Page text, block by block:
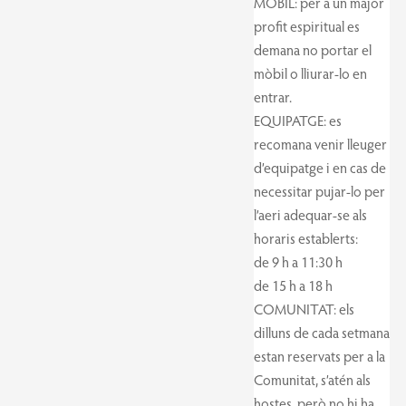
profit espiritual es
demana no portar el
mòbil o lliurar-lo en
entrar.
EQUIPATGE: es
recomana venir lleuger
d’equipatge i en cas de
necessitar pujar-lo per
l’aeri adequar-se als
horaris establerts:
de 9 h a 11:30 h
de 15 h a 18 h
COMUNITAT: els
dilluns de cada setmana
estan reservats per a la
Comunitat, s’atén als